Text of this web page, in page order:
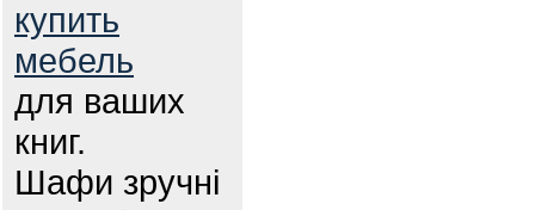
купить
мебель
для ваших
книг.
Шафи зручні